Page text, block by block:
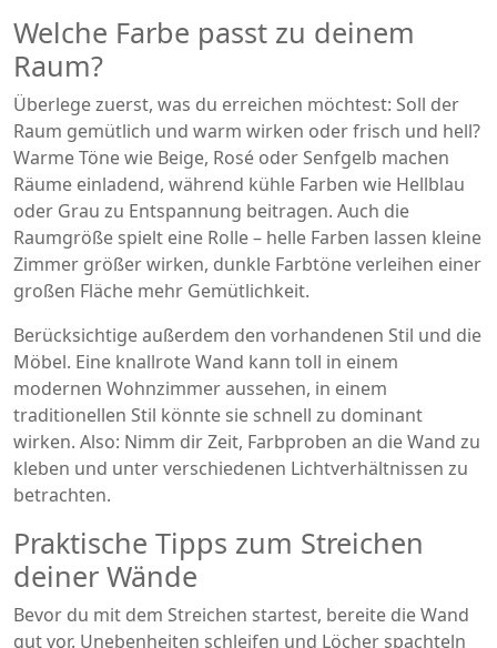
Welche Farbe passt zu deinem
Raum?
Überlege zuerst, was du erreichen möchtest: Soll der
Raum gemütlich und warm wirken oder frisch und hell?
Warme Töne wie Beige, Rosé oder Senfgelb machen
Räume einladend, während kühle Farben wie Hellblau
oder Grau zu Entspannung beitragen. Auch die
Raumgröße spielt eine Rolle – helle Farben lassen kleine
Zimmer größer wirken, dunkle Farbtöne verleihen einer
großen Fläche mehr Gemütlichkeit.
Berücksichtige außerdem den vorhandenen Stil und die
Möbel. Eine knallrote Wand kann toll in einem
modernen Wohnzimmer aussehen, in einem
traditionellen Stil könnte sie schnell zu dominant
wirken. Also: Nimm dir Zeit, Farbproben an die Wand zu
kleben und unter verschiedenen Lichtverhältnissen zu
betrachten.
Praktische Tipps zum Streichen
deiner Wände
Bevor du mit dem Streichen startest, bereite die Wand
gut vor. Unebenheiten schleifen und Löcher spachteln